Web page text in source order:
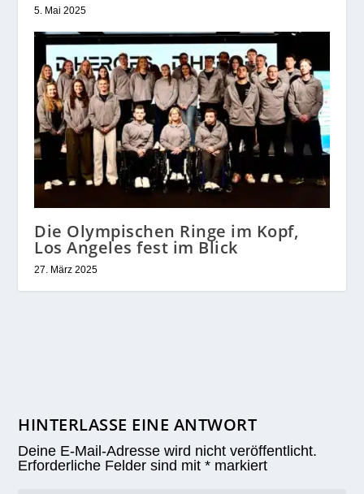
5. Mai 2025
Die Olympischen Ringe im Kopf,
Los Angeles fest im Blick
27. März 2025
HINTERLASSE EINE ANTWORT
Deine E-Mail-Adresse wird nicht veröffentlicht.
Erforderliche Felder sind mit* markiert